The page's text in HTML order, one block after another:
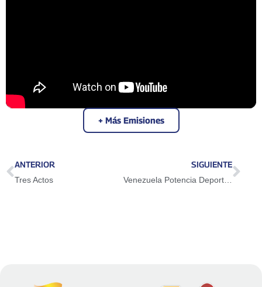
+ Más Emisiones
ANTERIOR
Tres Actos
SIGUIENTE